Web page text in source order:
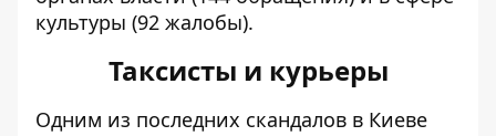
культуры (92 жалобы).
Таксисты и курьеры
Одним из последних скандалов в Киеве